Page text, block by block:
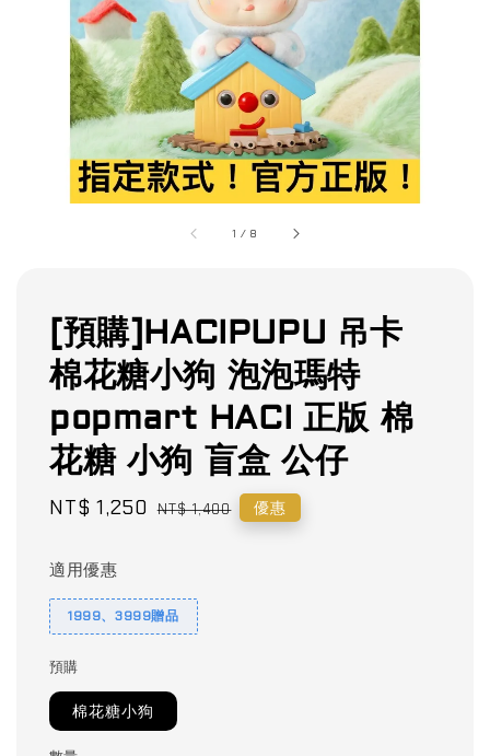
1 / 8
[預購]HACIPUPU 吊卡
棉花糖小狗 泡泡瑪特
popmart HACI 正版 棉
花糖 小狗 盲盒 公仔
Sale
NT$ 1,250 Regular
NT$ 1,400 優惠
適用優惠
1999、3999贈品
預購
棉花糖小狗